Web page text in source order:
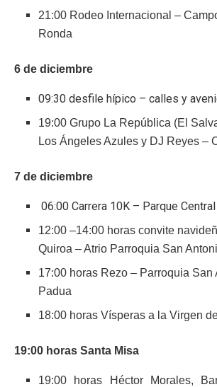
21:00 Rodeo Internacional –
Ronda
6 de diciembre
09:30 desfile hípico – calles y
19:00 Grupo La República (El
Los Ángeles Azules y DJ Reyes –
7 de diciembre
06:00 Carrera 10K – Parque Central
12:00 –14:00 horas convite
Quiroa – Atrio Parroquia San
17:00 horas Rezo – Parroquia San
Padua
18:00 horas Vísperas a la Virgen
19:00 horas Santa Misa
19:00 horas Héctor Morales,